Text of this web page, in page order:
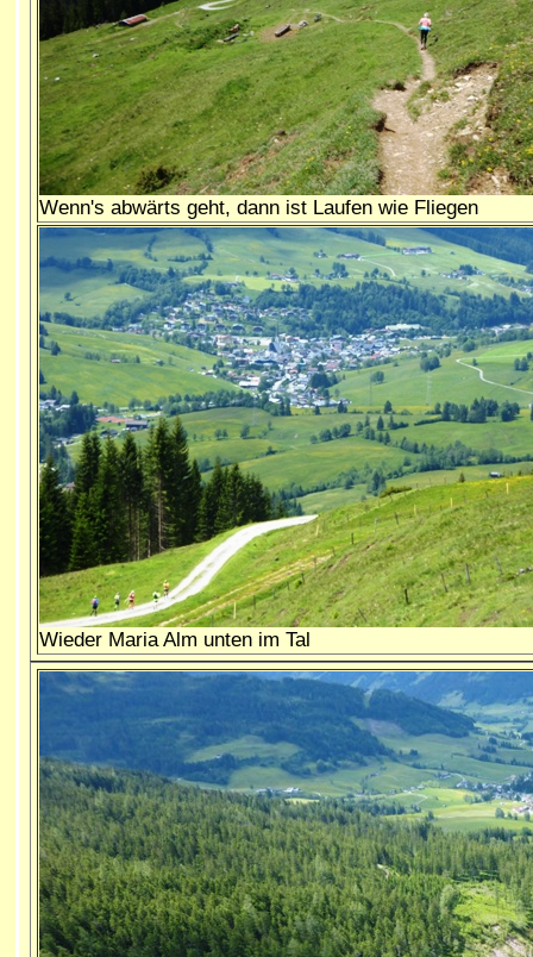
Wenn's abwärts geht, dann ist Laufen wie Fliegen
Wieder Maria Alm unten im Tal